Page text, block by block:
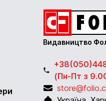
Видавництво
(Пн-Пт з